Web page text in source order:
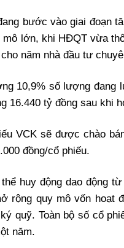
bước vào giai đoạn
lớn, khi HĐQT vừa
năm nhà đầu tư
10,9% số lượng đang
16.440 tỷ đồng sau khi
VCK sẽ được chào
đồng/cổ phiếu.
huy động dao động
rộng quy mô vốn hoạt
quỹ. Toàn bộ số cổ
năm.